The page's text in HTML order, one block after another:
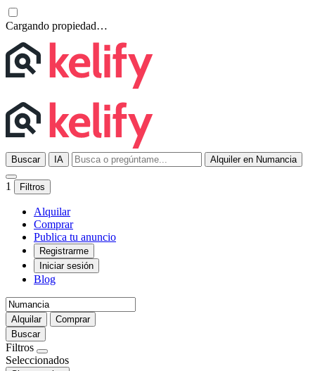
Cargando propiedad…
Buscar IA Alquiler en Numancia
1 Filtros
Alquilar
Comprar
Publica tu anuncio
Registrarme
Iniciar sesión
Blog
Alquilar
Comprar
Buscar
Filtros
Seleccionados